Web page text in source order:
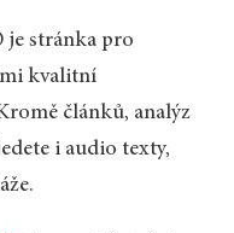
je stránka pro
kvalitní
článků, analýz
i audio texty,